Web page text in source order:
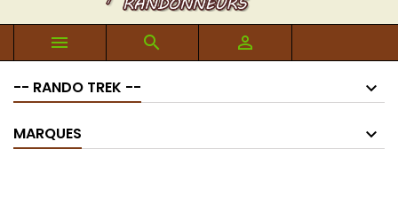
  
-- RANDO TREK --
MARQUES